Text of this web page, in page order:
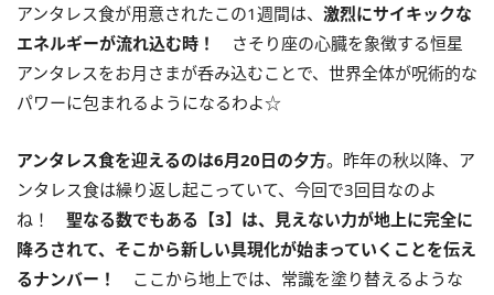
アンタレス食が用意されたこの1週間は、 激烈にサイキックな
エネルギーが流れ込む時！
さそり座の心臓を象徴する恒星
アンタレスをお月さまが呑み込むことで、世界全体が呪術的な
パワーに包まれるようになるわよ☆
アンタレス食を迎えるのは6月20日の夕方。昨年の秋以降、ア
ンタレス食は繰り返し起こっていて、今回で3回目なのよ
ね！ 聖なる数でもある【3】は、見えない力が地上に完全に
降ろされて、そこから新しい具現化が始まっていくことを伝え
るナンバー！
ここから地上では、常識を塗り替えるような